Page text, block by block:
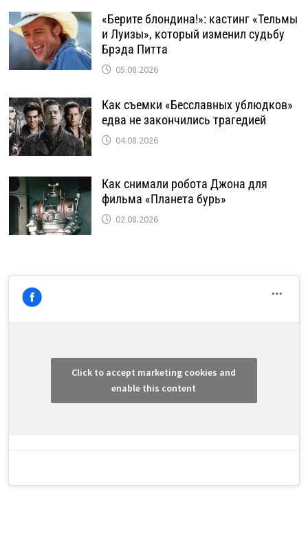
«Берите блондина!»: кастинг «Тельмы
и Луизы», который изменил судьбу
Брэда Питта
05.08.2026
Как съемки «Бесславных ублюдков»
едва не закончились трагедией
04.08.2026
Как снимали робота Джона для
фильма «Планета бурь»
02.08.2026
Click to accept marketing cookies and
enable this content